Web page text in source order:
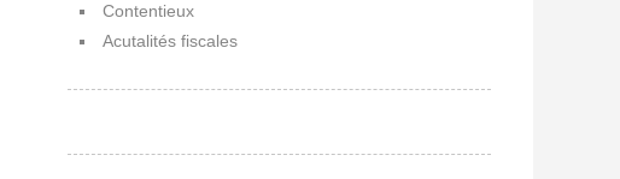
Contentieux
Acutalités fiscales